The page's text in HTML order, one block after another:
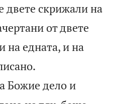
двете скрижали на
от двете
на едната, и на
Божие дело и